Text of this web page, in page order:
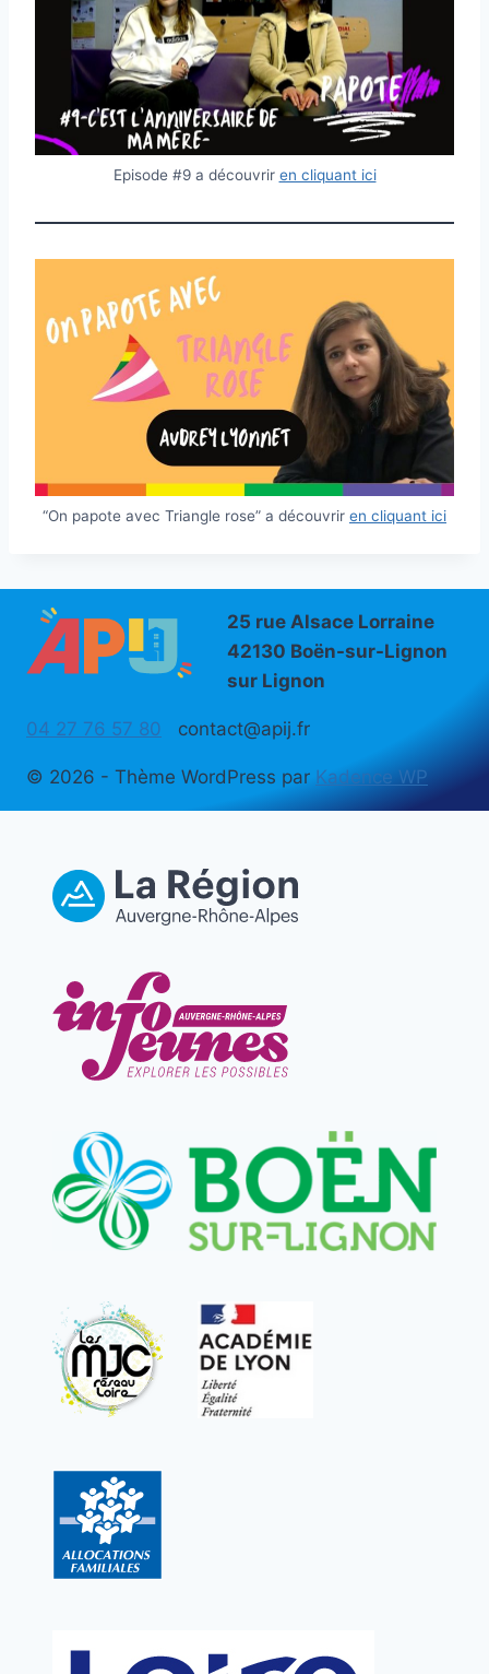
Episode #9 a découvrir en cliquant ici
“On papote avec Triangle rose” a découvrir en cliquant ici
25 rue Alsace Lorraine
42130 Boën-sur-Lignon
sur Lignon
04 27 76 57 80 contact@apij.fr
© 2026 - Thème WordPress par Kadence WP